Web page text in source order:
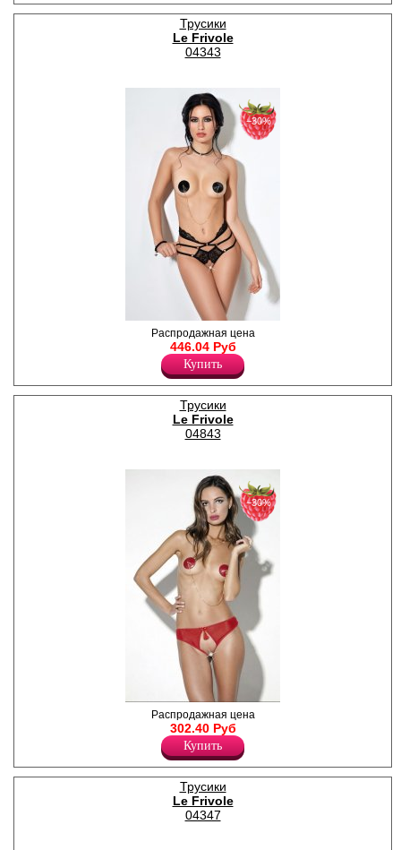
Трусики
Le Frivole
04343
Кружевные высокие трусики
с открытым доступом и
декоративным поясом из
множества бретелей.
Лайкра 24%
Полиамид 76%
−30%
Распродажная цена
446.04 Руб
Купить
Трусики
Le Frivole
04843
Трусики с доступом из
тонкой эластичной сетки
облегают бедра. Овальный
вырез передней части
декорирован кокетливой
черной кисточкой. «Спинку»
украшает изящный
фигурный пояс.
−30%
Распродажная цена
302.40 Руб
Купить
Трусики
Le Frivole
04347